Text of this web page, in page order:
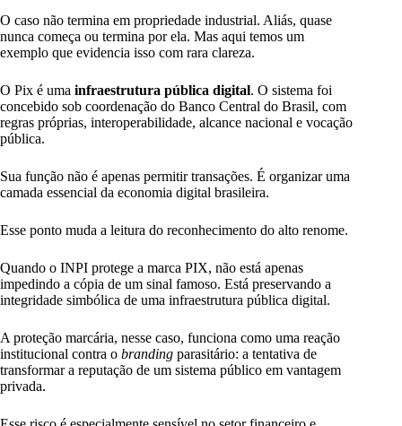
O caso não termina em propriedade industrial. Aliás, quase
nunca começa ou termina por ela. Mas aqui temos um
exemplo que evidencia isso com rara clareza.
O Pix é uma infraestrutura pública digital. O sistema foi
concebido sob coordenação do Banco Central do Brasil, com
regras próprias, interoperabilidade, alcance nacional e vocação
pública.
Sua função não é apenas permitir transações. É organizar uma
camada essencial da economia digital brasileira.
Esse ponto muda a leitura do reconhecimento do alto renome.
Quando o INPI protege a marca PIX, não está apenas
impedindo a cópia de um sinal famoso. Está preservando a
integridade simbólica de uma infraestrutura pública digital.
A proteção marcária, nesse caso, funciona como uma reação
institucional contra o branding parasitário: a tentativa de
transformar a reputação de um sistema público em vantagem
privada.